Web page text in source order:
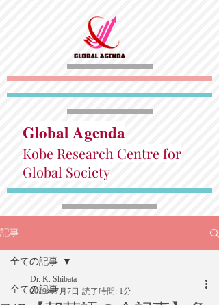
Global Agenda
Kobe Research Centre for
Global Society
記事
全ての記事
全ての記事
Dr. K. Shibata
2019年7月7日 読了時間: 1分